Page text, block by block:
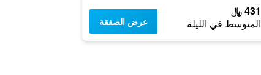
431 ﷼
المتوسط في الليلة عرض الصفقة